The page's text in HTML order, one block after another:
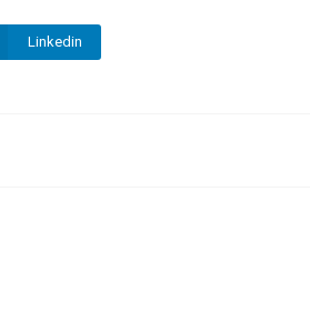
Linkedin